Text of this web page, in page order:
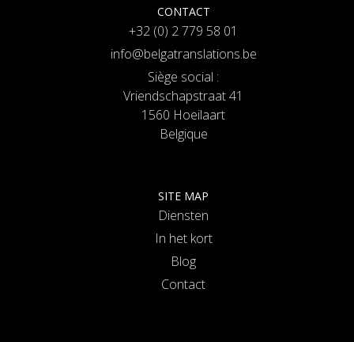
CONTACT
+32 (0) 2 779 58 01
info@belgatranslations.be
Siège social :
Vriendschapstraat 41
1560 Hoeilaart
Belgique
SITE MAP
Diensten
In het kort
Blog
Contact